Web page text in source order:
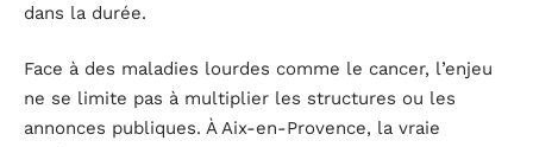
dans la durée.
Face à des maladies lourdes comme le cancer, l’enjeu
ne se limite pas à multiplier les structures ou les
annonces publiques. À Aix-en-Provence, la vraie